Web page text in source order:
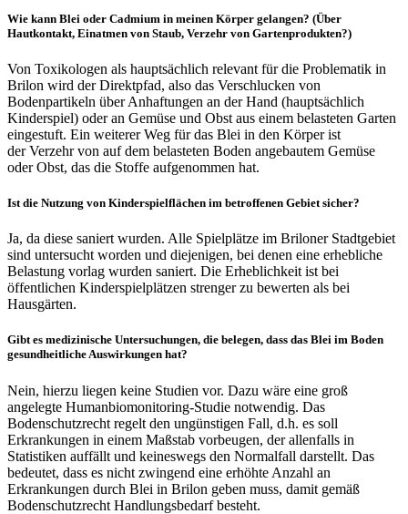
Wie kann Blei oder Cadmium in meinen Körper gelangen? (Über
Hautkontakt, Einatmen von Staub, Verzehr von Gartenprodukten?)
Von Toxikologen als hauptsächlich relevant für die Problematik in
Brilon wird der Direktpfad, also das Verschlucken von
Bodenpartikeln über Anhaftungen an der Hand (hauptsächlich
Kinderspiel) oder an Gemüse und Obst aus einem belasteten Garten
eingestuft. Ein weiterer Weg für das Blei in den Körper ist
der Verzehr von auf dem belasteten Boden angebautem Gemüse
oder Obst, das die Stoffe aufgenommen hat.
Ist die Nutzung von Kinderspielflächen im betroffenen Gebiet sicher?
Ja, da diese saniert wurden. Alle Spielplätze im Briloner Stadtgebiet
sind untersucht worden und diejenigen, bei denen eine erhebliche
Belastung vorlag wurden saniert. Die Erheblichkeit ist bei
öffentlichen Kinderspielplätzen strenger zu bewerten als bei
Hausgärten.
Gibt es medizinische Untersuchungen, die belegen, dass das Blei im Boden
gesundheitliche Auswirkungen hat?
Nein, hierzu liegen keine Studien vor. Dazu wäre eine groß
angelegte Humanbiomonitoring-Studie notwendig. Das
Bodenschutzrecht regelt den ungünstigen Fall, d.h. es soll
Erkrankungen in einem Maßstab vorbeugen, der allenfalls in
Statistiken auffällt und keineswegs den Normalfall darstellt. Das
bedeutet, dass es nicht zwingend eine erhöhte Anzahl an
Erkrankungen durch Blei in Brilon geben muss, damit gemäß
Bodenschutzrecht Handlungsbedarf besteht.